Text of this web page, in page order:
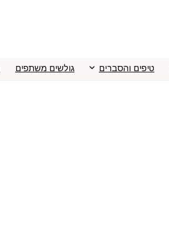
טיפים והסברים גולשים משתפים